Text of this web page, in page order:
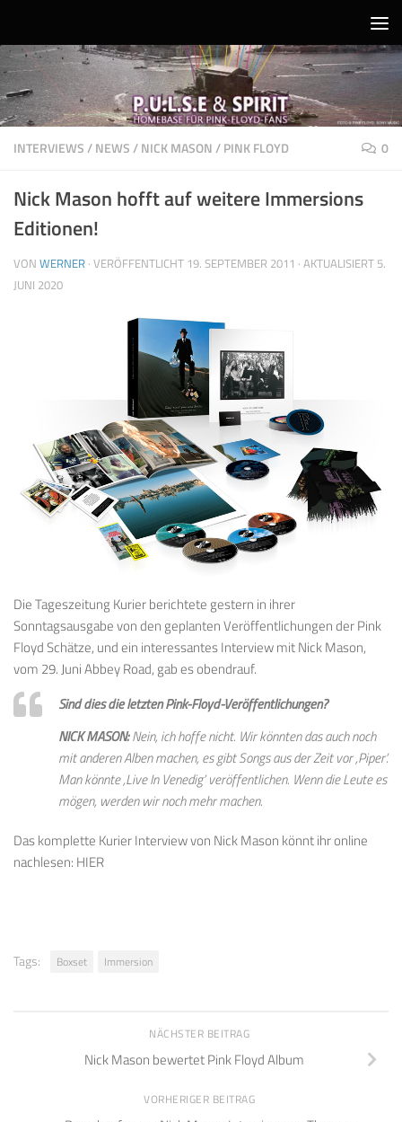
INTERVIEWS/NEWS/NICK MASON/PINK FLOYD 0
Nick Mason hofft auf weitere Immersions
Editionen!
VON WERNER · VERÖFFENTLICHT 19. SEPTEMBER 2011 · AKTUALISIERT 5.
JUNI 2020
Die Tageszeitung Kurier berichtete gestern in ihrer
Sonntagsausgabe von den geplanten Veröffentlichungen der Pink
Floyd Schätze, und ein interessantes Interview mit Nick Mason,
vom 29. Juni Abbey Road, gab es obendrauf.
Sind dies die letzten Pink-Floyd-Veröffentlichungen?
NICK MASON:Nein, ich hoffe nicht. Wir könnten das auch noch
mit anderen Alben machen, es gibt Songs aus der Zeit vor ,Piper’.
Man könnte ,Live In Venedig’ veröffentlichen. Wenn die Leute es
mögen, werden wir noch mehr machen.
Das komplette Kurier Interview von Nick Mason könnt ihr online
nachlesen: HIER
Tags: Boxset Immersion
NÄCHSTER BEITRAG
Nick Mason bewertet Pink Floyd Album
VORHERIGER BEITRAG